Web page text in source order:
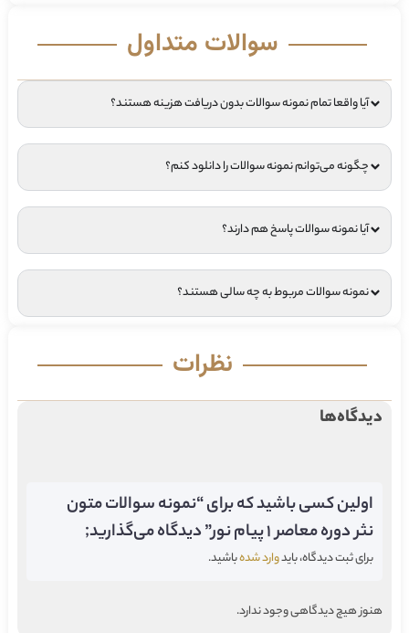
سوالات متداول
آیا واقعا تمام نمونه سوالات بدون دریافت هزینه هستند؟
چگونه می‌توانم نمونه سوالات را دانلود کنم؟
آیا نمونه سوالات پاسخ هم دارند؟
نمونه سوالات مربوط به چه سالی هستند؟
نظرات
دیدگاه‌ها
اولین کسی باشید که برای “نمونه سوالات متون
نثر دوره معاصر 1 پیام نور” دیدگاه می‌گذارید;
برای ثبت دیدگاه، بایدوارد شدهباشید.
هنوز هیچ دیدگاهی وجود ندارد.